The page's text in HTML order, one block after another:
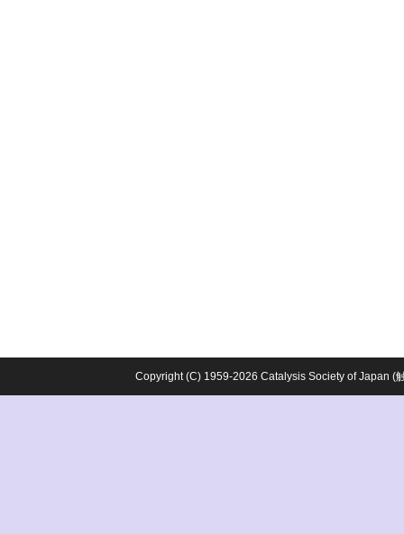
Copyright (C) 1959-2026 Catalysis Society of Japan (